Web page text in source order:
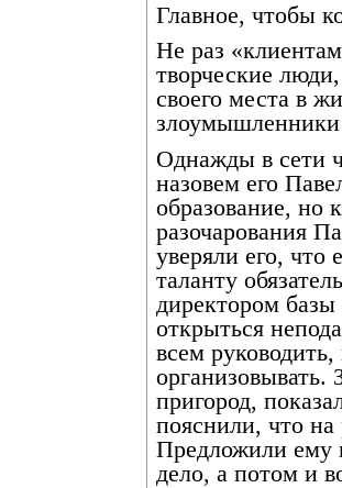
Главное, чтобы
Не раз
творческие
своего места в
злоумышленники
Однажды в сети
назовем его
образование, но
разочарования
уверяли его, что
таланту
директором
открыться
всем
пригород,
пояснили, что на
Предложили ему
дело, а потом и